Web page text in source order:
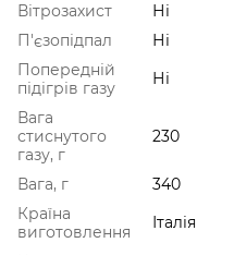
Вітрозахист
Ні
П'єзопідпал
Ні
Попередній
підігрів газу
Ні
Вага
стиснутого
газу, г
230
Вага, г
340
Країна
виготовлення
Італія